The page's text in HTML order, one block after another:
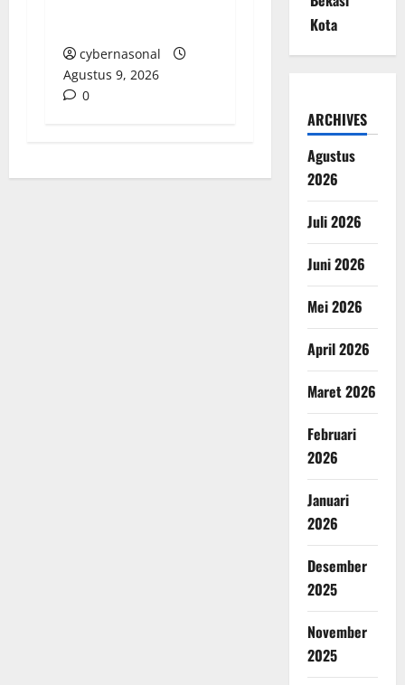
cybernasonal
Agustus 9, 2026
0
Kota
ARCHIVES
Agustus
2026
Juli 2026
Juni 2026
Mei 2026
April 2026
Maret 2026
Februari
2026
Januari
2026
Desember
2025
November
2025